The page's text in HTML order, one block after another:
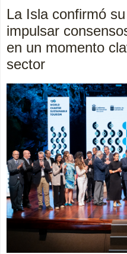
La Isla confirmó
impulsar
en un momento
sector